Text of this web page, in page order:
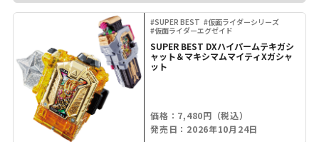
#SUPER BEST #仮面ライダーシリーズ
#仮面ライダーエグゼイド
SUPER BEST DXハイパームテキガシ
ャット＆マキシマムマイティXガシャ
ット
価格：7,480円（税込）
発売日：2026年10月24日